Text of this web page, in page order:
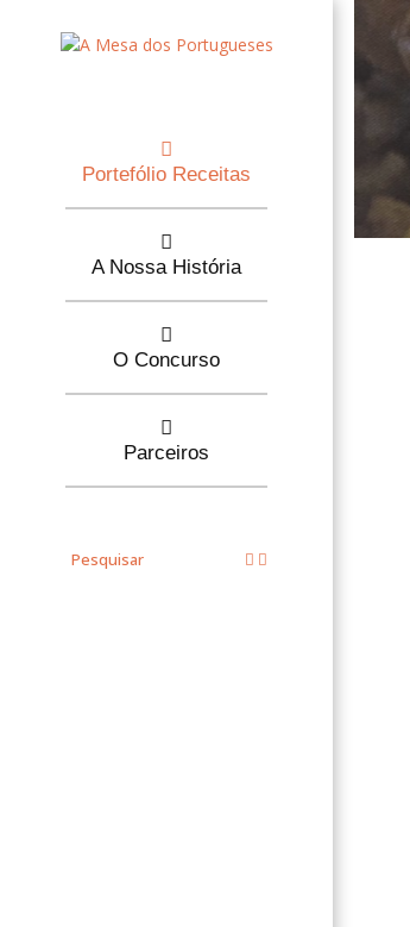
Portefólio Receitas
A Nossa História
O Concurso
Parceiros
Pesquisar